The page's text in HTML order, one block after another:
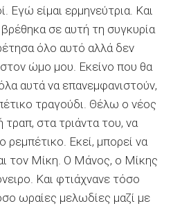
Εγώ είμαι ερμηνεύτρια. Και
βρέθηκα σε αυτή τη συγκυρία
όλο αυτό αλλά δεν
ώμο μου. Εκείνο που θα
αυτά να επανεμφανιστούν,
τραγούδι. Θέλω ο νέος
στα τριάντα του, να
ρεμπέτικο. Εκεί, μπορεί να
τον Μίκη. Ο Μάνος, ο Μίκης
Και φτιάχνανε τόσο
ωραίες μελωδίες μαζί με